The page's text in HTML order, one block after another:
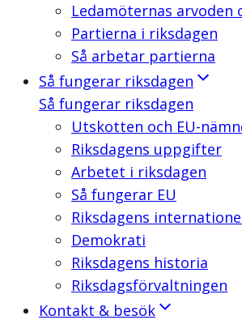
Ledamöternas arvoden
Partierna i riksdagen
Så arbetar partierna
Så fungerar riksdagen
Så fungerar riksdagen
Utskotten och EU-
Riksdagens uppgifter
Arbetet i riksdagen
Så fungerar EU
Riksdagens
Demokrati
Riksdagens historia
Riksdagsförvaltningen
Kontakt & besök